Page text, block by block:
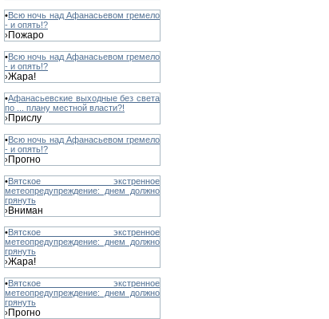
•Всю ночь над Афанасьевом гремело
- и опять!?
›Пожаро
•Всю ночь над Афанасьевом гремело
- и опять!?
›Жара!
•Афанасьевские выходные без света
по ... плану местной власти?!
›Прислу
•Всю ночь над Афанасьевом гремело
- и опять!?
›Прогно
•Вятское экстренное
метеопредупреждение: днем должно
грянуть
›Вниман
•Вятское экстренное
метеопредупреждение: днем должно
грянуть
›Жара!
•Вятское экстренное
метеопредупреждение: днем должно
грянуть
›Прогно